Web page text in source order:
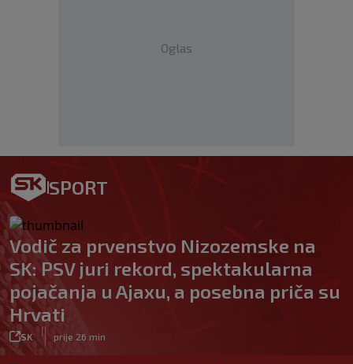
Oglas
SPORT
Vodič za prvenstvo Nizozemske na
SK: PSV juri rekord, spektakularna
pojačanja u Ajaxu, a posebna priča su
Hrvati
SK
|
prije 26 min